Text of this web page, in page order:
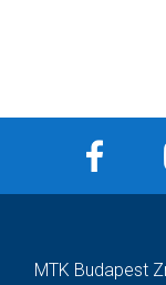
MTK Budapest